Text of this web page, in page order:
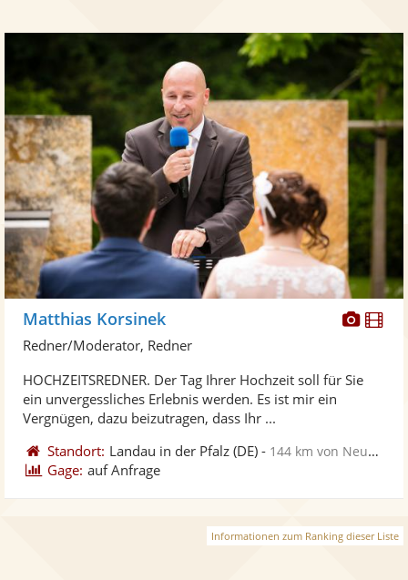
Fotos
Matthias Korsinek
Redner/Moderator, Redner
HOCHZEITSREDNER. Der Tag Ihrer Hochzeit soll für Sie
ein unvergessliches Erlebnis werden. Es ist mir ein
Vergnügen, dazu beizutragen, dass Ihr ...
Standort: Landau in der Pfalz (DE) - 144 km von Neuwied
Gage: auf Anfrage
Informationen zum Ranking dieser Liste